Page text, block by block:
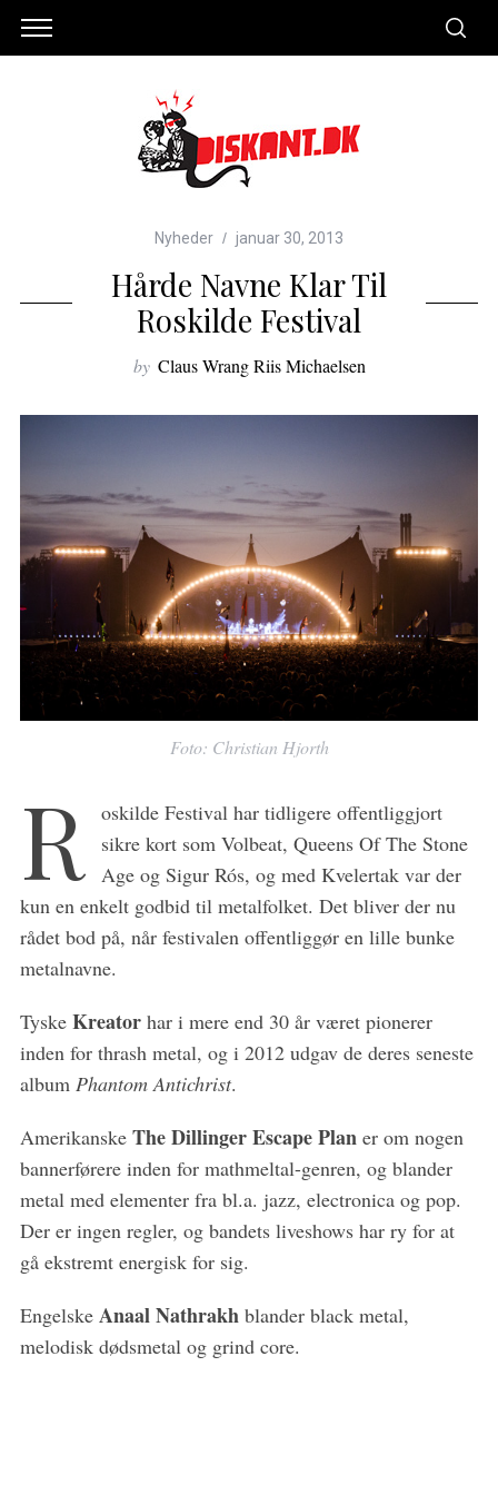
Nyheder januar 30, 2013
Hårde Navne Klar Til
Roskilde Festival
by Claus Wrang Riis Michaelsen
Foto: Christian Hjorth
R
oskilde Festival har tidligere offentliggjort
sikre kort som Volbeat, Queens Of The Stone
Age og Sigur Rós, og med Kvelertak var der
kun en enkelt godbid til metalfolket. Det bliver der nu
rådet bod på, når festivalen offentliggør en lille bunke
metalnavne.
Tyske Kreatorhar i mere end 30 år været pionerer
inden for thrash metal, og i 2012 udgav de deres seneste
album Phantom Antichrist.
AmerikanskeThe Dillinger Escape Planer om nogen
bannerførere inden for mathmeltal-genren, og blander
metal med elementer fra bl.a. jazz, electronica og pop.
Der er ingen regler, og bandets liveshows har ry for at
gå ekstremt energisk for sig.
Engelske Anaal Nathrakhblander black metal,
melodisk dødsmetal og grind core.
r
f
o
: